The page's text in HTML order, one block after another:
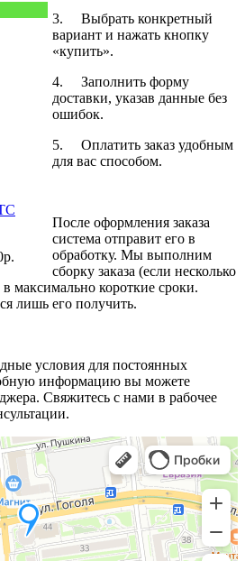
р.
3. Выбрать конкретный
вариант и нажать кнопку
«купить».
4. Заполнить форму
доставки, указав данные без
ошибок.
5. Оплатить заказ удобным
для вас способом.
После оформления заказа
система отправит его в
обработку. Мы выполним
сборку заказа (если несколько
максимально короткие сроки.
лишь его получить.
условия для постоянных
информацию вы можете
Свяжитесь с нами в рабочее